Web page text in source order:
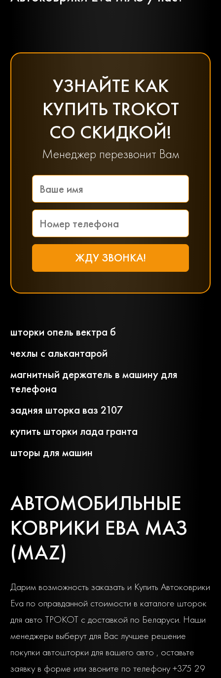
АВТОМОБИЛЬНЫЕ
КОВРИКИ ЕВА МАЗ
(MAZ)
Дарим возможность заказать и Купить Автоковрики
Eva по оправданной стоимости в каталоге шторок
для авто ТРОКОТ с доставкой по Беларуси. Наши
менеджеры выберут для Вас лучшее решение
покупки автошторки для вашего авто , оставьте
заявку в форме или звоните по телефону +375 29
Skoda Smart
Ssangyong Subaru
Uaz Volkswagen
Ваз Газ
Заз
Маз Маз-mah
Сеаз
УЗНАЙТЕ КАК
КУПИТЬ TROKOT
СО СКИДКОЙ!
Менеджер перезвонит Вам
шторки опель вектра б
чехлы с алькантарой
магнитный держатель в машину для
телефона
задняя шторка ваз 2107
купить шторки лада гранта
шторы для машин